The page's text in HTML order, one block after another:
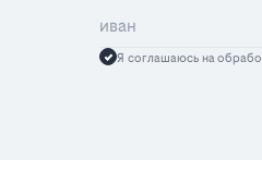
Я соглашаюсь на